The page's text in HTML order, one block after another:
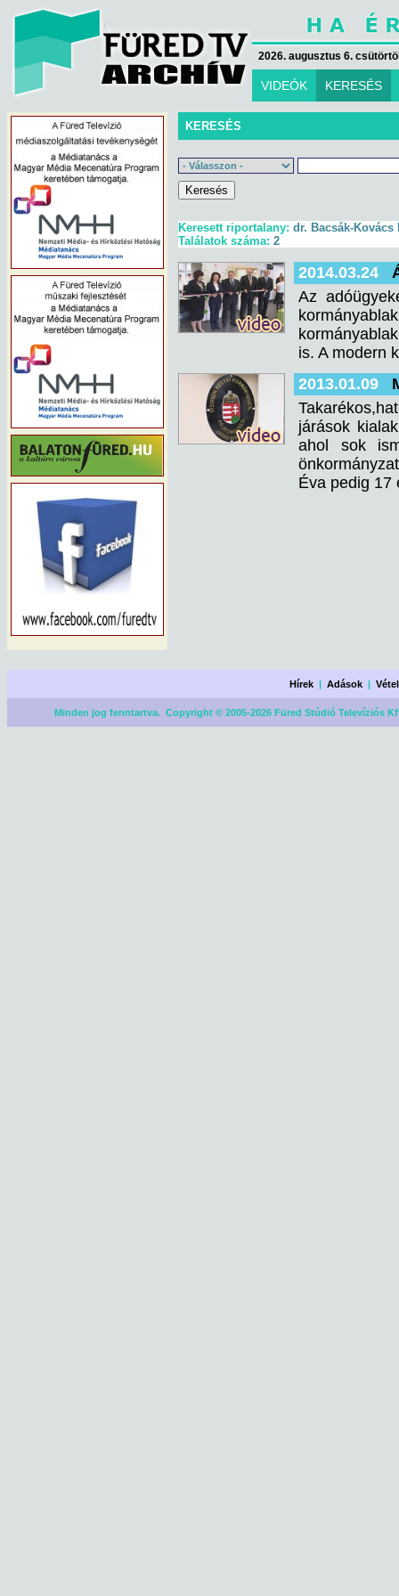
2026. augusztus 6.
VIDEÓK KERESÉS
KERESÉS
Keresett riportalany: dr. Bacsák-
Találatok száma: 2
2014.03.24
Az
is. A modern
2013.01.09
járások
ahol sok
Éva pedig 17
Hírek |Adások |
Minden jog fenntartva. Copyright © 2005-2026 Füred Stúdió Televíziós